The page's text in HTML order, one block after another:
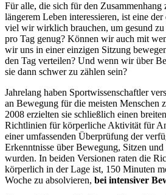
Für alle, die sich für den
längerem Leben interessieren, ist eine
viel wir wirklich brauchen, um gesund
pro Tag genug? Können wir auch mit
wir uns in einer einzigen Sitzung
den Tag verteilen? Und wenn wir über
sie dann schwer zu zählen sein?
Jahrelang haben Sportwissenschaftler
an Bewegung für die meisten Menschen
2008 erzielten sie schließlich einen
Richtlinien für körperliche Aktivität für
einer umfassenden Überprüfung der
Erkenntnisse über Bewegung, Sitzen
wurden. In beiden Versionen raten die
körperlich in der Lage ist, 150 Minuten
Woche zu absolvieren, bei intensiver